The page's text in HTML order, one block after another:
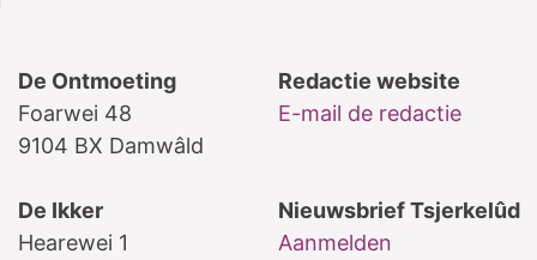
De Ontmoeting
Foarwei 48
9104 BX Damwâld
Redactie website
E-mail de redactie
De Ikker
Hearewei 1
Nieuwsbrief Tsjerkelûd
Aanmelden